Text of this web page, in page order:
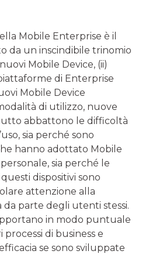
Mobile Enterprise è il
da un inscindibile trinomio
Mobile Device, (ii)
di Enterprise
Mobile Device
di utilizzo, nuove
abbattono le difficoltà
sia perché sono
hanno adottato Mobile
sia perché le
dispositivi sono
attenzione alla
da parte degli utenti stessi.
in modo puntuale
di business e
se sono sviluppate